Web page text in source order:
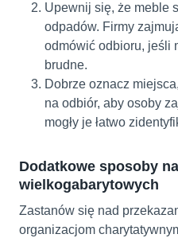
Upewnij się, że meble
odpadów. Firmy
odmówić odbioru, jeśli
brudne.
Dobrze oznacz
na odbiór, aby osoby
mogły je łatwo
Dodatkowe sposoby
wielkogabarytowych
Zastanów się nad
organizacjom